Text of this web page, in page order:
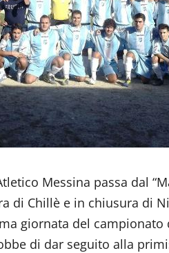
Messina passa dal
di Chillè e in chiusura di
giornata del
di dar seguito alla